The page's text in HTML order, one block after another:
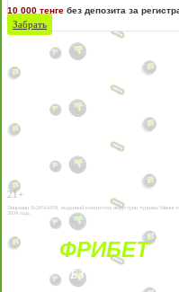
10 000 тенге без депозита за
Забрать
21+
Лицензии №24514359, выданной комитетом индустрии туризма
2034 года.
ФРИБЕТ
БЕЗ УСЛОВИЙ